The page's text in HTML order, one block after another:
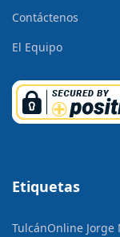
Contáctenos
El Equipo
Etiquetas
TulcánOnline Jorge